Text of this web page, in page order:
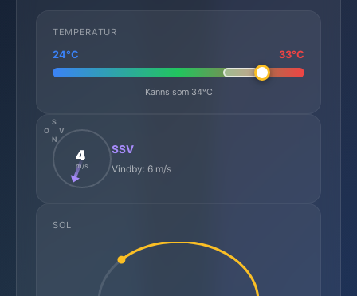
TEMPERATUR
24°C 33°C
Känns som 34°C
N
S
O
V
4
m/s
SSV
Vindby: 6 m/s
SOL